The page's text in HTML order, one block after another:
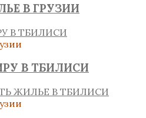
В ГРУЗИИ
В ТБИЛИСИ